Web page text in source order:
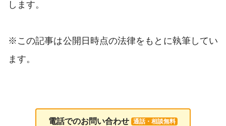
します。
※この記事は公開日時点の法律をもとに執筆してい
ます。
電話でのお問い合わせ 通話・相談無料